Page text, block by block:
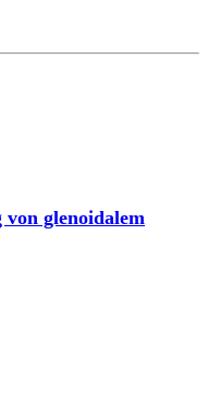
glenoidalem